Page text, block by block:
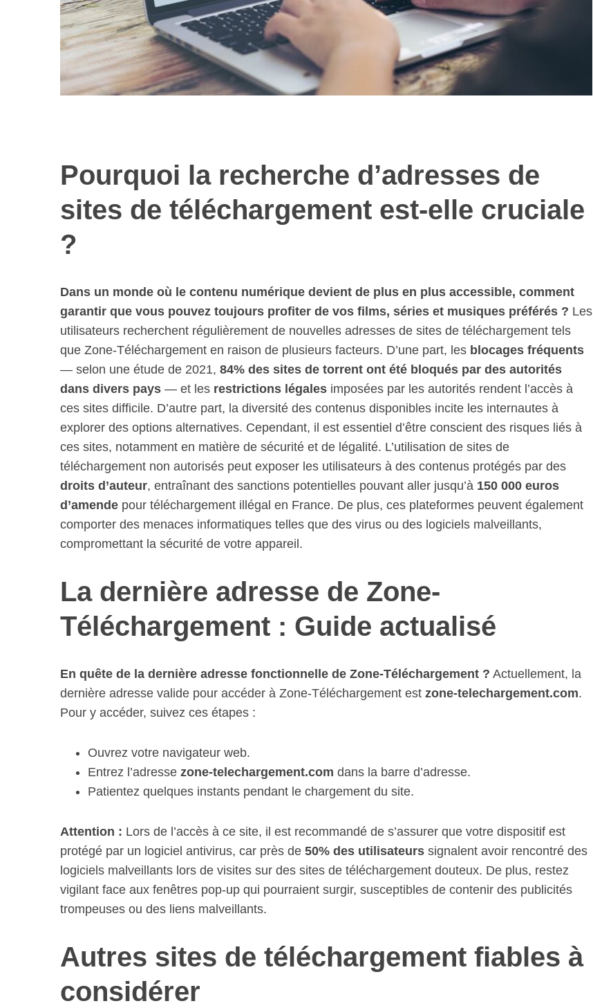
Pourquoi la recherche d’adresses de
sites de téléchargement est-elle cruciale
?
Dans un monde où le contenu numérique devient de plus en plus accessible, comment
garantir que vous pouvez toujours profiter de vos films, séries et musiques préférés ? Les
utilisateurs recherchent régulièrement de nouvelles adresses de sites de téléchargement tels
que Zone-Téléchargement en raison de plusieurs facteurs. D’une part, les blocages fréquents
— selon une étude de 2021, 84% des sites de torrent ont été bloqués par des autorités
dans divers pays — et les restrictions légales imposées par les autorités rendent l’accès à
ces sites difficile. D’autre part, la diversité des contenus disponibles incite les internautes à
explorer des options alternatives. Cependant, il est essentiel d’être conscient des risques liés à
ces sites, notamment en matière de sécurité et de légalité. L’utilisation de sites de
téléchargement non autorisés peut exposer les utilisateurs à des contenus protégés par des
droits d’auteur, entraînant des sanctions potentielles pouvant aller jusqu’à 150 000 euros
d’amende pour téléchargement illégal en France. De plus, ces plateformes peuvent également
comporter des menaces informatiques telles que des virus ou des logiciels malveillants,
compromettant la sécurité de votre appareil.
La dernière adresse de Zone-
Téléchargement : Guide actualisé
En quête de la dernière adresse fonctionnelle de Zone-Téléchargement ? Actuellement, la
dernière adresse valide pour accéder à Zone-Téléchargement est zone-telechargement.com.
Pour y accéder, suivez ces étapes :
Ouvrez votre navigateur web.
Entrez l’adresse zone-telechargement.com dans la barre d’adresse.
Patientez quelques instants pendant le chargement du site.
Attention : Lors de l’accès à ce site, il est recommandé de s’assurer que votre dispositif est
protégé par un logiciel antivirus, car près de 50% des utilisateurs signalent avoir rencontré des
logiciels malveillants lors de visites sur des sites de téléchargement douteux. De plus, restez
vigilant face aux fenêtres pop-up qui pourraient surgir, susceptibles de contenir des publicités
trompeuses ou des liens malveillants.
Autres sites de téléchargement fiables à
considérer
S
a
c
h
o
: